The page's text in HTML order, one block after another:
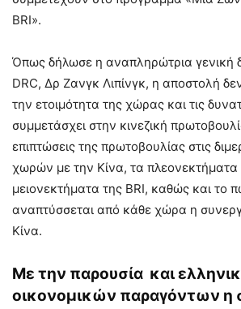
BRI».
Όπως δήλωσε η αναπληρώτρια γενική
DRC, Δρ Ζανγκ Λιπίνγκ, η αποστολή
την ετοιμότητα της χώρας και τις
συμμετάσχει στην κινεζική
επιπτώσεις της πρωτοβουλίας στις
χωρών με την Κίνα, τα πλεονεκτήματα
μειονεκτήματα της BRI, καθώς και το
αναπτύσσεται από κάθε χώρα η
Κίνα.
Με την παρουσία και
οικονομικών παραγόντων η